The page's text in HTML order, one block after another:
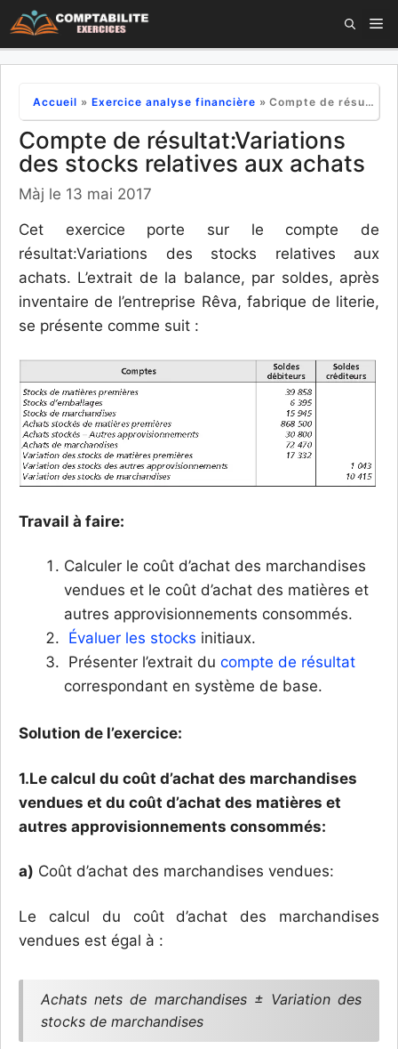
Aller
au
Accueil » Exercice analyse financière »Compte de résultat:Variations des stocks relatives aux achats
Compte de résultat:Variations
des stocks relatives aux achats
Màj le 13 mai 2017
Cet exercice porte sur le compte de
résultat:Variations des stocks relatives aux
achats. L’extrait de la balance, par soldes, après
inventaire de l’entreprise Rêva, fabrique de literie,
se présente comme suit :
Travail à faire:
Calculer le coût d’achat des marchandises
vendues et le coût d’achat des matières et
autres approvisionnements consommés.
Évaluer les stocks initiaux.
Présenter l’extrait du compte de résultat
correspondant en système de base.
Solution de l’exercice:
1.Le calcul du coût d’achat des marchandises
vendues et du coût d’achat des matières et
autres approvisionnements consommés:
a) Coût d’achat des marchandises vendues:
Le calcul du coût d’achat des marchandises
vendues est égal à :
Achats nets de marchandises ± Variation des
stocks de marchandises